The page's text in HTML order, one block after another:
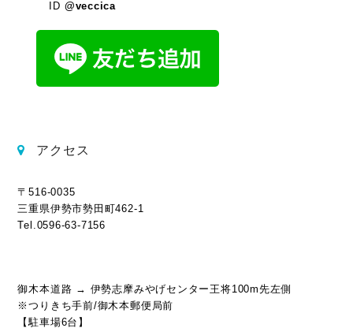
ID @veccica
アクセス
〒516-0035
三重県伊勢市勢田町462-1
Tel.0596-63-7156
御木本道路 → 伊勢志摩みやげセンター王将100m先左側
※つりきち手前/御木本郵便局前
【駐車場6台】